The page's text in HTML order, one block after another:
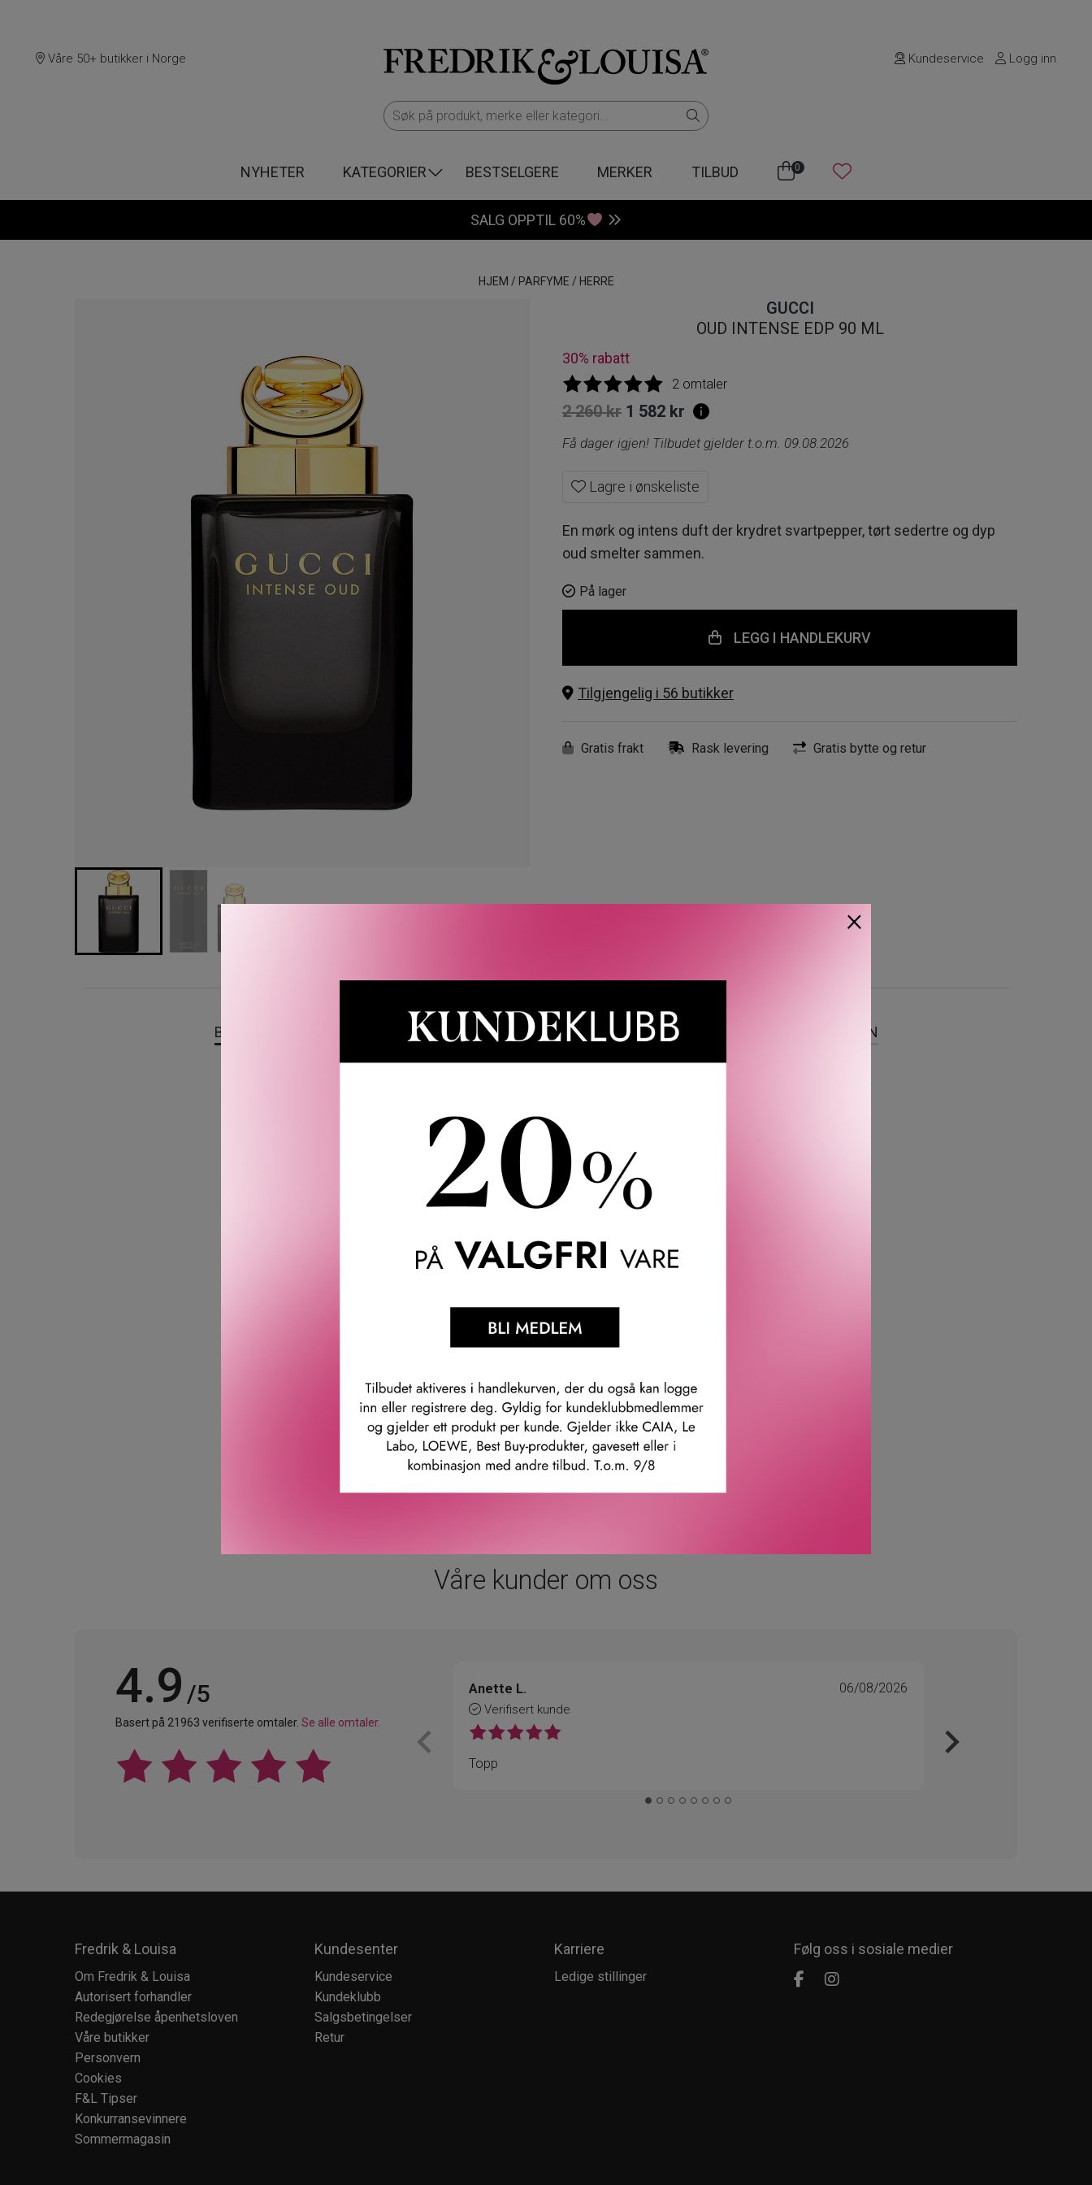
Våre 50+ butikker i Norge Kundeservice Logg inn
NYHETER KATEGORIER BESTSELGERE MERKER TILBUD 0
SALG OPPTIL 60%
HJEM / PARFYME / HERRE
GUCCI
OUD INTENSE EDP 90 ML
30% rabatt
2 omtaler
2 260kr Opprinnelig
pris
2
1 582 kr Nåværende
pris
1
Få dager igjen! Tilbudet gjelder t.o.m. 09.08.2026
Lagre i ønskeliste
En mørk og intens duft der krydret svartpepper, tørt sedertre og dyp
oud smelter sammen.
På lager
LEGG I HANDLEKURV
Tilgjengelig i 56 butikker
Gratis frakt Rask levering Gratis bytte og retur
BESKRIVELSE SPØRSMÅL & SVAR SLIK GJØR DU INGREDIENSER OM MERKEVAREN
Opplev den mørke og magnetisk forførende kraften i Gucci Intense Oud Eau de Parfum – en langvarig duft der oud
trer frem i sin mest intense form. Her tolkes harpiks- og trenoter gjennom ingredienser med en naturlig rikdom og
dybde, noe som gir komposisjonen en intens og karakteristisk tilstedeværelse. Duften åpner med svartpepperolje
som tilfører en varm, krydret energi og en moderne eleganse. I hjertet utvikles sedertreolje med sin rene, treaktige
struktur som fordyper komposisjonen og bærer med seg naturens mystiske tiltrekningskraft. Basen hviler på et
Den svarte glassflasken forhøyes av en gyllen kork formet som et Horsebit – en hyllest til Guccis ridearv og et av
husets mest ikoniske kjennetegn.
Våre kunder om oss
4.9 /5
Basert på 21963 verifiserte omtaler. Se alle omtaler.
Anette L.
Verifisert kunde
06/08/2026
Topp
Fredrik & Louisa
Om Fredrik & Louisa
Autorisert forhandler
Redegjørelse åpenhetsloven
Våre butikker
Personvern
Cookies
F&L Tipser
Konkurransevinnere
Sommermagasin
Kundesenter
Kundeservice
Kundeklubb
Salgsbetingelser
Retur
Karriere
Ledige stillinger
Følg oss i sosiale medier
×